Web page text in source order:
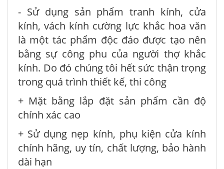
- Sử dụng sản phẩm tranh kính, cửa
kính, vách kính cường lực khắc hoa văn
là một tác phẩm độc đáo được tạo nên
bằng sự công phu của người thợ khắc
kính. Do đó chúng tôi hết sức thận trọng
trong quá trình thiết kế, thi công
+ Mặt bằng lắp đặt sản phẩm cần độ
chính xác cao
+ Sử dụng nẹp kính, phụ kiện cửa kính
chính hãng, uy tín, chất lượng, bảo hành
dài hạn